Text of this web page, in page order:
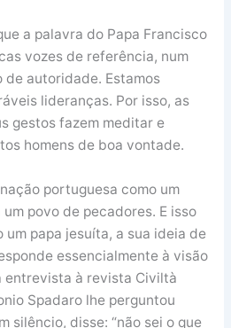
a palavra do Papa Francisco
vozes de referência, num
autoridade. Estamos
lideranças. Por isso, as
gestos fazem meditar e
homens de boa vontade.
portuguesa como um
povo de pecadores. E isso
um papa jesuíta, a sua ideia de
essencialmente à visão
entrevista à revista Civiltà
Spadaro lhe perguntou
silêncio, disse: “não sei o que